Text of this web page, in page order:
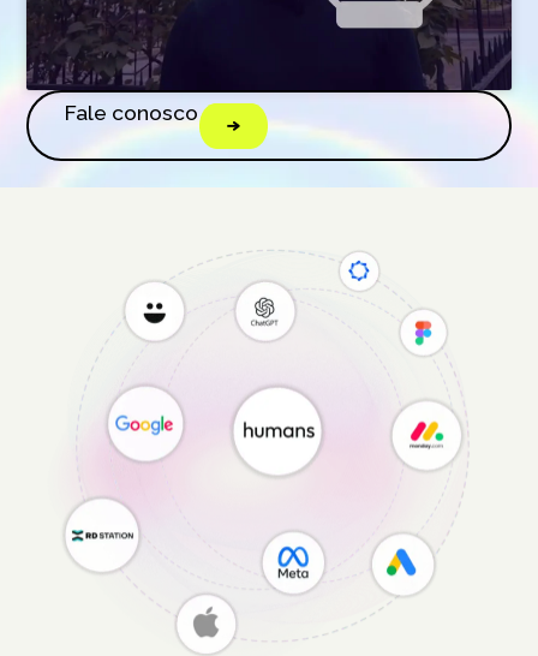
Fale conosco